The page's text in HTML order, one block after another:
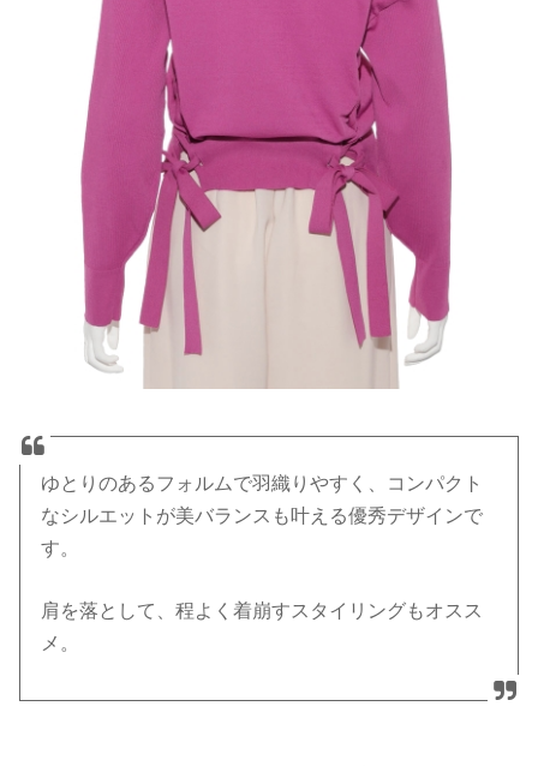
ゆとりのあるフォルムで羽織りやすく、コンパクト
なシルエットが美バランスも叶える優秀デザインで
す。
肩を落として、程よく着崩すスタイリングもオスス
メ。